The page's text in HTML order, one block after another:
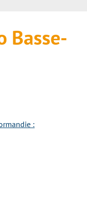
Basse-
: